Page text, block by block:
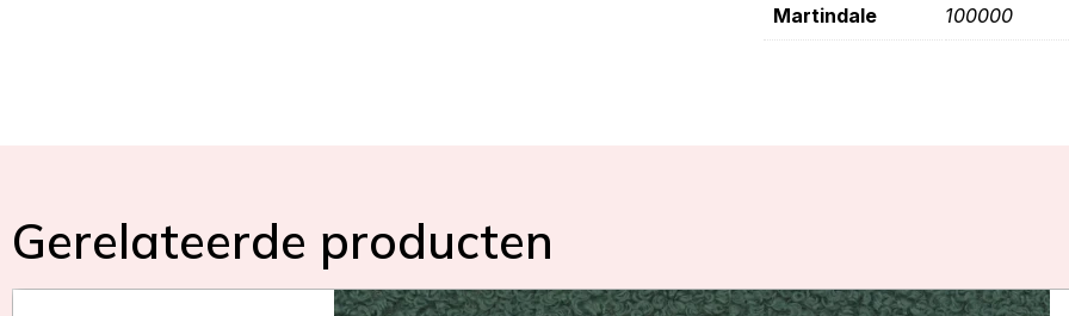
Martindale 100000
Gerelateerde producten